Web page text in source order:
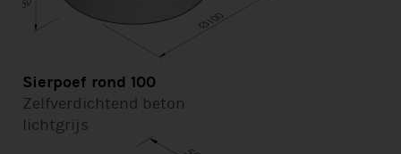
Sierpoef rond 100
Zelfverdichtend beton
lichtgrijs